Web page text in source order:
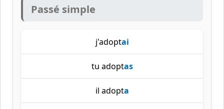
Passé simple
j'adoptai
tu adoptas
il adopta